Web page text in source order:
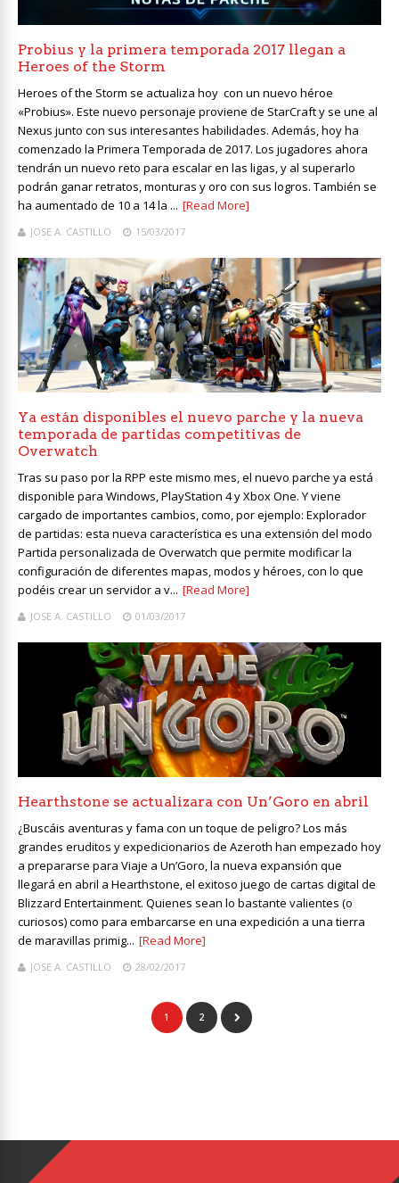
Probius y la primera temporada 2017 llegan a
Heroes of the Storm
Heroes of the Storm se actualiza hoy con un nuevo héroe
«Probius». Este nuevo personaje proviene de StarCraft y se une al
Nexus junto con sus interesantes habilidades. Además, hoy ha
comenzado la Primera Temporada de 2017. Los jugadores ahora
tendrán un nuevo reto para escalar en las ligas, y al superarlo
podrán ganar retratos, monturas y oro con sus logros. También se
ha aumentado de 10 a 14 la ... [Read More]
JOSE A. CASTILLO 15/03/2017
Ya están disponibles el nuevo parche y la nueva
temporada de partidas competitivas de
Overwatch
Tras su paso por la RPP este mismo mes, el nuevo parche ya está
disponible para Windows, PlayStation 4 y Xbox One. Y viene
cargado de importantes cambios, como, por ejemplo: Explorador
de partidas: esta nueva característica es una extensión del modo
Partida personalizada de Overwatch que permite modificar la
configuración de diferentes mapas, modos y héroes, con lo que
podéis crear un servidor a v... [Read More]
JOSE A. CASTILLO 01/03/2017
Hearthstone se actualizara con Un’Goro en abril
¿Buscáis aventuras y fama con un toque de peligro? Los más
grandes eruditos y expedicionarios de Azeroth han empezado hoy
a prepararse para Viaje a Un’Goro, la nueva expansión que
llegará en abril a Hearthstone, el exitoso juego de cartas digital de
Blizzard Entertainment. Quienes sean lo bastante valientes (o
curiosos) como para embarcarse en una expedición a una tierra
de maravillas primig... [Read More]
JOSE A. CASTILLO 28/02/2017
1 2